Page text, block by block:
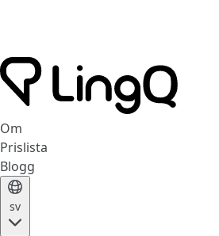
Om
Prislista
Blogg
sv